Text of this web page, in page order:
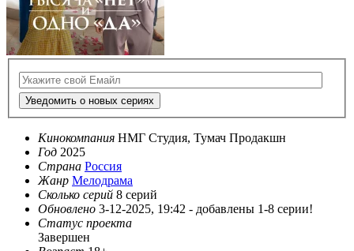
Уведомить о новых сериях
Кинокомпания НМГ Студия, Тумач Продакшн
Год 2025
Страна Россия
Жанр Мелодрама
Сколько серий 8 серий
Обновлено 3-12-2025, 19:42 - добавлены 1-8 серии!
Статус проекта
Завершен